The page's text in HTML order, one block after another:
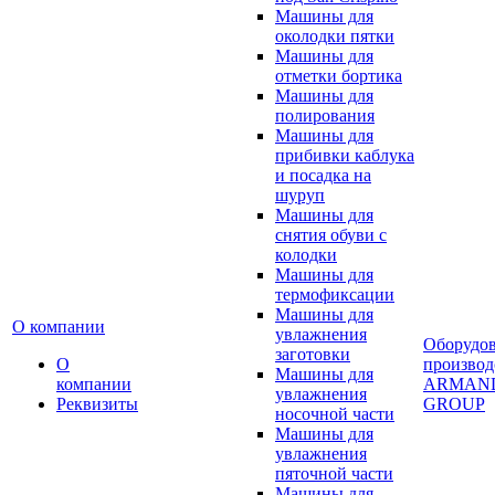
О компании
О
компании
Реквизиты
Машины для
околодки пятки
Машины для
отметки бортика
Машины для
полирования
Машины для
прибивки каблука
и посадка на
шуруп
Машины для
снятия обуви с
колодки
Машины для
термофиксации
Машины для
увлажнения
заготовки
Машины для
увлажнения
носочной части
Машины для
увлажнения
пяточной части
GROUP